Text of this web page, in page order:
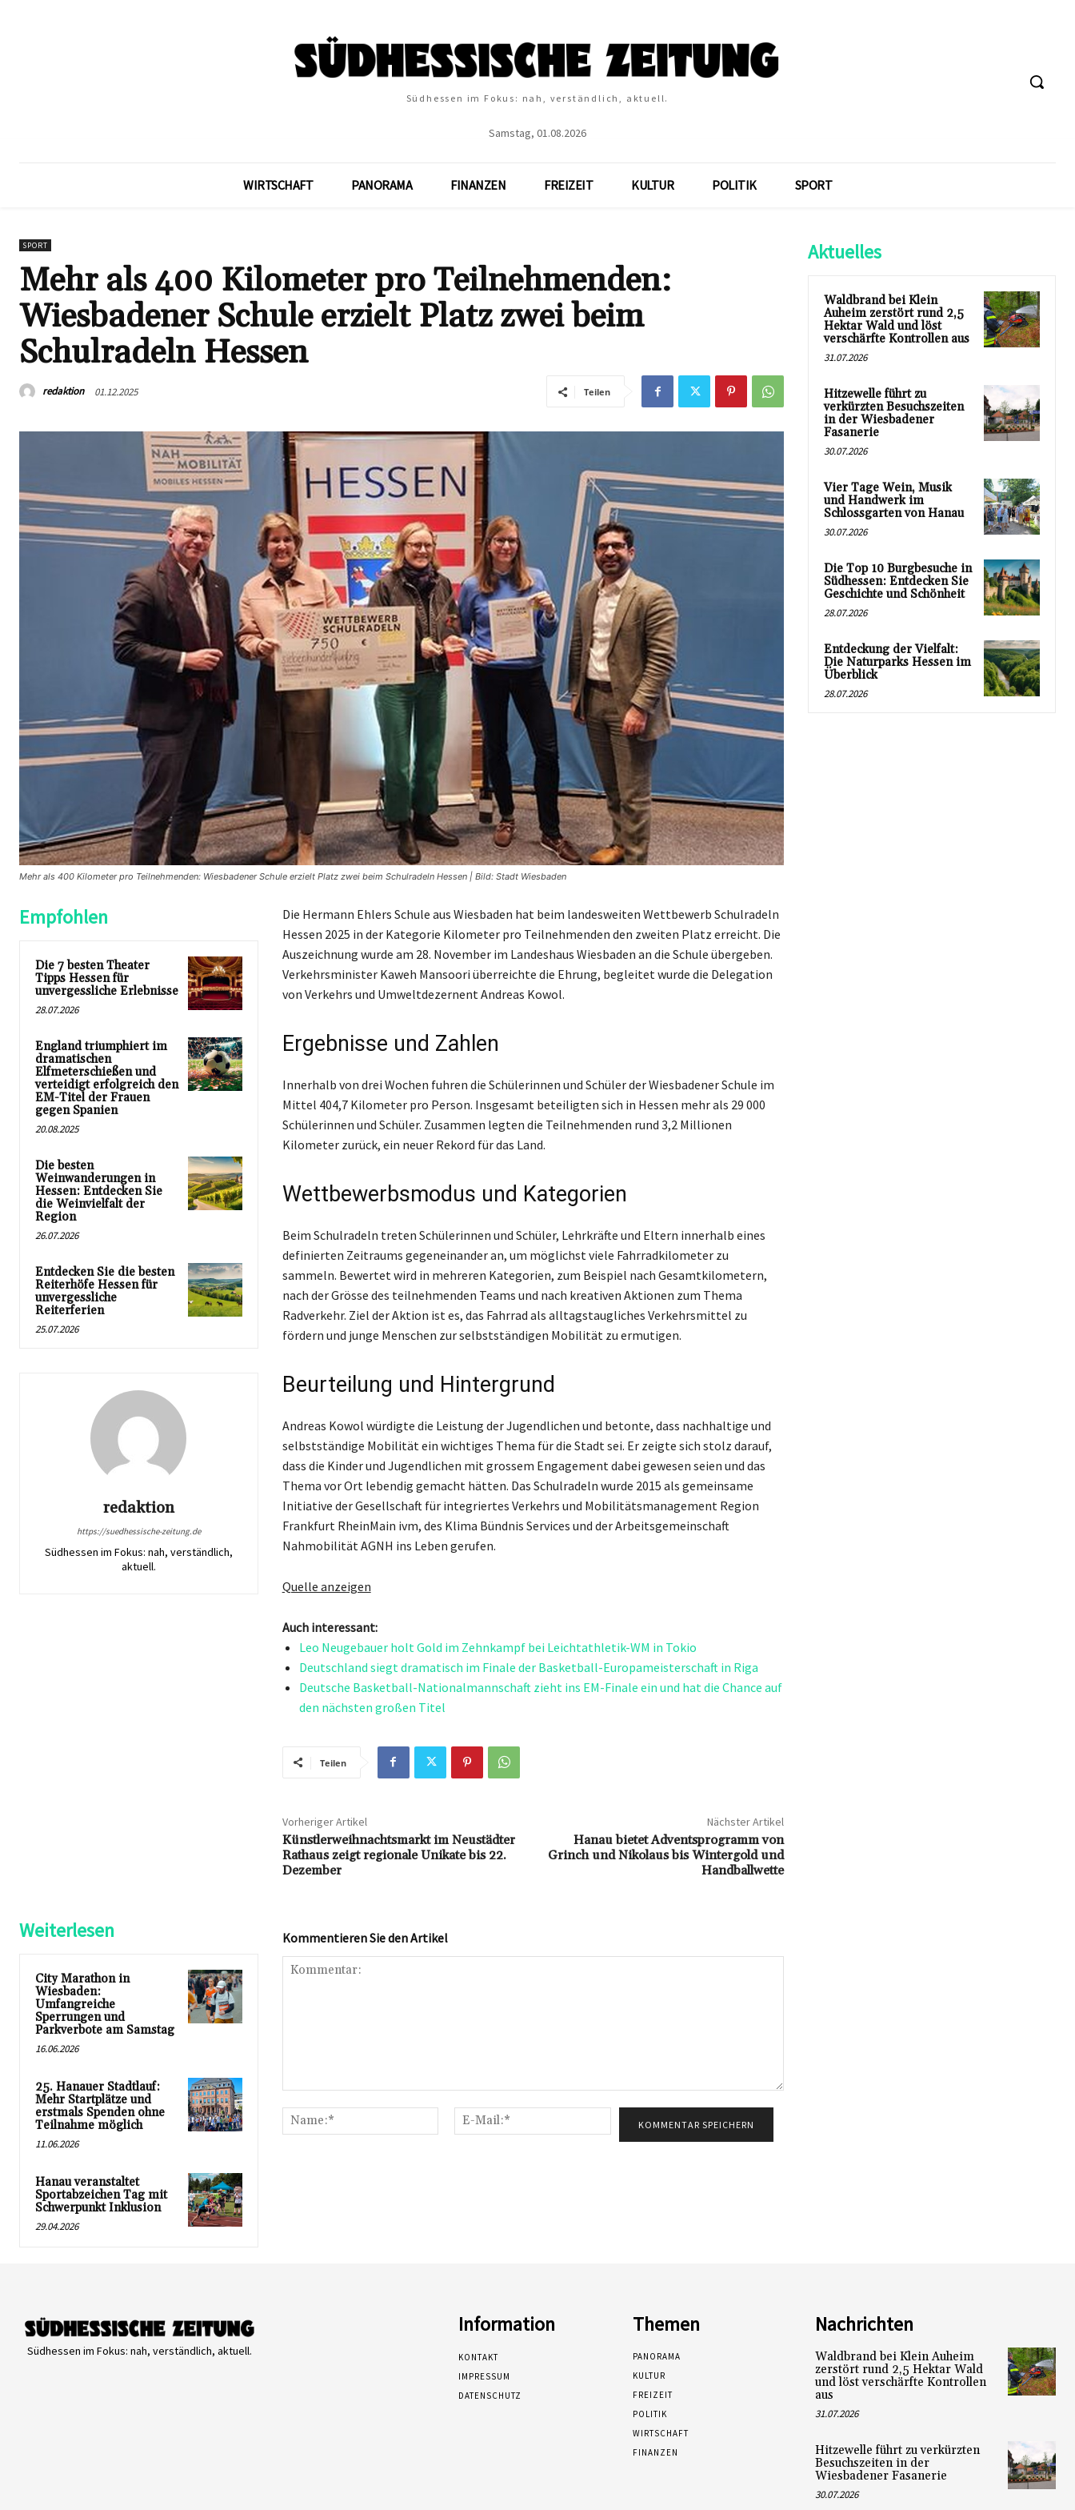
Südhessen im Fokus: nah, verständlich, aktuell.
Samstag, 01.08.2026
WIRTSCHAFT PANORAMA FINANZEN FREIZEIT KULTUR POLITIK SPORT
SPORT
Mehr als 400 Kilometer pro Teilnehmenden:
Wiesbadener Schule erzielt Platz zwei beim
Schulradeln Hessen
redaktion 01.12.2025 Teilen
Mehr als 400 Kilometer pro Teilnehmenden: Wiesbadener Schule erzielt Platz zwei beim Schulradeln Hessen | Bild: Stadt Wiesbaden
Empfohlen
Die 7 besten Theater
Tipps Hessen für
unvergessliche Erlebnisse
28.07.2026
England triumphiert im
dramatischen
Elfmeterschießen und
verteidigt erfolgreich den
EM-Titel der Frauen
gegen Spanien
20.08.2025
Die besten
Weinwanderungen in
Hessen: Entdecken Sie
die Weinvielfalt der
Region
26.07.2026
Entdecken Sie die besten
Reiterhöfe Hessen für
unvergessliche
Reiterferien
25.07.2026
redaktion
https://suedhessische-zeitung.de
Südhessen im Fokus: nah, verständlich,
aktuell.
Die Hermann Ehlers Schule aus Wiesbaden hat beim landesweiten Wettbewerb Schulradeln
Hessen 2025 in der Kategorie Kilometer pro Teilnehmenden den zweiten Platz erreicht. Die
Auszeichnung wurde am 28. November im Landeshaus Wiesbaden an die Schule übergeben.
Verkehrsminister Kaweh Mansoori überreichte die Ehrung, begleitet wurde die Delegation
von Verkehrs und Umweltdezernent Andreas Kowol.
Ergebnisse und Zahlen
Innerhalb von drei Wochen fuhren die Schülerinnen und Schüler der Wiesbadener Schule im
Mittel 404,7 Kilometer pro Person. Insgesamt beteiligten sich in Hessen mehr als 29 000
Schülerinnen und Schüler. Zusammen legten die Teilnehmenden rund 3,2 Millionen
Kilometer zurück, ein neuer Rekord für das Land.
Wettbewerbsmodus und Kategorien
Beim Schulradeln treten Schülerinnen und Schüler, Lehrkräfte und Eltern innerhalb eines
definierten Zeitraums gegeneinander an, um möglichst viele Fahrradkilometer zu
sammeln. Bewertet wird in mehreren Kategorien, zum Beispiel nach Gesamtkilometern,
nach der Grösse des teilnehmenden Teams und nach kreativen Aktionen zum Thema
Radverkehr. Ziel der Aktion ist es, das Fahrrad als alltagstaugliches Verkehrsmittel zu
fördern und junge Menschen zur selbstständigen Mobilität zu ermutigen.
Beurteilung und Hintergrund
Andreas Kowol würdigte die Leistung der Jugendlichen und betonte, dass nachhaltige und
selbstständige Mobilität ein wichtiges Thema für die Stadt sei. Er zeigte sich stolz darauf,
dass die Kinder und Jugendlichen mit grossem Engagement dabei gewesen seien und das
Thema vor Ort lebendig gemacht hätten. Das Schulradeln wurde 2015 als gemeinsame
Initiative der Gesellschaft für integriertes Verkehrs und Mobilitätsmanagement Region
Frankfurt RheinMain ivm, des Klima Bündnis Services und der Arbeitsgemeinschaft
Nahmobilität AGNH ins Leben gerufen.
Quelle anzeigen
Auch interessant:
Leo Neugebauer holt Gold im Zehnkampf bei Leichtathletik-WM in Tokio
Deutschland siegt dramatisch im Finale der Basketball-Europameisterschaft in Riga
Deutsche Basketball-Nationalmannschaft zieht ins EM-Finale ein und hat die Chance auf
den nächsten großen Titel
Teilen
Vorheriger Artikel
Künstlerweihnachtsmarkt im Neustädter
Rathaus zeigt regionale Unikate bis 22.
Dezember
Nächster Artikel
Hanau bietet Adventsprogramm von
Grinch und Nikolaus bis Wintergold und
Handballwette
Weiterlesen
City Marathon in
Wiesbaden:
Umfangreiche
Sperrungen und
Parkverbote am Samstag
16.06.2026
25. Hanauer Stadtlauf:
Mehr Startplätze und
erstmals Spenden ohne
Teilnahme möglich
11.06.2026
Hanau veranstaltet
Sportabzeichen Tag mit
Schwerpunkt Inklusion
29.04.2026
Kommentieren Sie den Artikel
Name:*
Mail:*
Aktuelles
Waldbrand bei Klein
Auheim zerstört rund 2,5
Hektar Wald und löst
verschärfte Kontrollen aus
31.07.2026
Hitzewelle führt zu
verkürzten Besuchszeiten
in der Wiesbadener
Fasanerie
30.07.2026
Vier Tage Wein, Musik
und Handwerk im
Schlossgarten von Hanau
30.07.2026
Die Top 10 Burgbesuche in
Südhessen: Entdecken Sie
Geschichte und Schönheit
28.07.2026
Entdeckung der Vielfalt:
Die Naturparks Hessen im
Überblick
28.07.2026
Südhessen im Fokus: nah, verständlich, aktuell.
Information
KONTAKT
IMPRESSUM
DATENSCHUTZ
Themen
PANORAMA
KULTUR
FREIZEIT
POLITIK
WIRTSCHAFT
FINANZEN
Nachrichten
Waldbrand bei Klein Auheim
zerstört rund 2,5 Hektar Wald
und löst verschärfte Kontrollen
aus
31.07.2026
Hitzewelle führt zu verkürzten
Besuchszeiten in der
Wiesbadener Fasanerie
30.07.2026